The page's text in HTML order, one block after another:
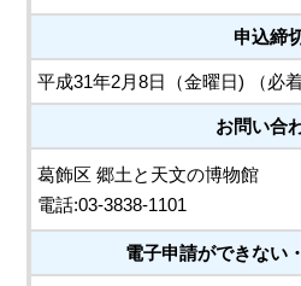
申込締
平成31年2月8日（金曜日) （必着
お問い合
葛飾区 郷土と天文の博物館
電話:03-3838-1101
電子申請ができない